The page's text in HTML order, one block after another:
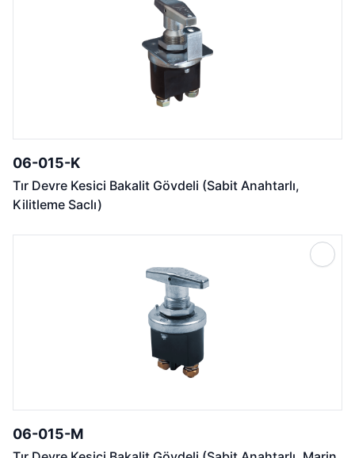
06-015-K
Tır Devre Kesici Bakalit Gövdeli (Sabit Anahtarlı,
Kilitleme Saclı)
06-015-M